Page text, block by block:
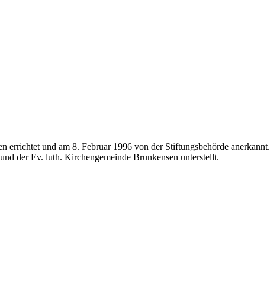
und am 8. Februar 1996 von der Stiftungsbehörde anerkannt.
der Ev. luth. Kirchengemeinde Brunkensen unterstellt.